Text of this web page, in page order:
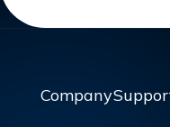
Company